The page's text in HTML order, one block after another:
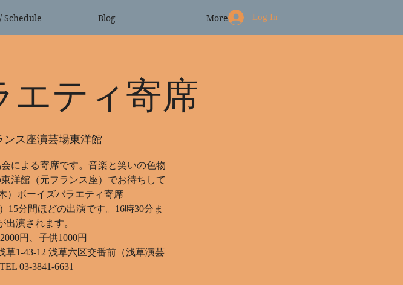
Schedule Blog More Log In
エティ寄席
ンス座演芸場東洋館
による寄席です。音楽と笑いの色物
洋館（元フランス座）でお待ちして
）ボーイズバラエティ寄席
15分間ほどの出演です。16時30分ま
出演されます。
円、子供1000円
草1-43-12 浅草六区交番前（浅草演芸
03-3841-6631